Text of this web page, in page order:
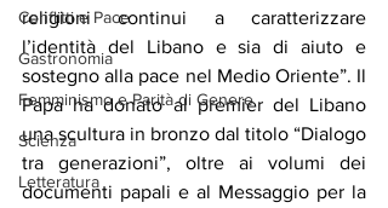
Conflitti e Pace
Gastronomia
Femminismo e Parità di Genere
Scienza
Letteratura
religioni continui a caratterizzare
l’identità del Libano e sia di aiuto e
sostegno alla pace nel Medio Oriente”. Il
Papa ha donato al premier del Libano
una scultura in bronzo dal titolo “Dialogo
tra generazioni”, oltre ai volumi dei
documenti papali e al Messaggio per la